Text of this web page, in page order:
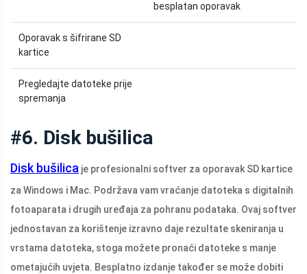
besplatan oporavak
Oporavak s šifrirane SD
kartice
Pregledajte datoteke prije
spremanja
#6. Disk bušilica
Disk bušilica je profesionalni softver za oporavak SD kartice
za Windows i Mac. Podržava vam vraćanje datoteka s digitalnih
fotoaparata i drugih uređaja za pohranu podataka. Ovaj softver
jednostavan za korištenje izravno daje rezultate skeniranja u
vrstama datoteka, stoga možete pronaći datoteke s manje
ometajućih uvjeta. Besplatno izdanje također se može dobiti